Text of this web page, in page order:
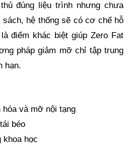
đúng liệu trình nhưng chưa
hệ thống sẽ có cơ chế hỗ
điểm khác biệt giúp Zero Fat
pháp giảm mỡ chỉ tập trung
hạn.
hóa và mỡ nội tạng
béo
khoa học